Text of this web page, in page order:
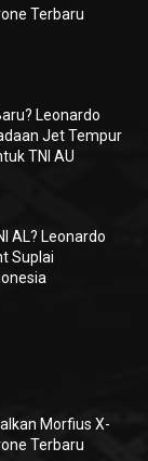
Terbaru
Leonardo
Jet Tempur
TNI AU
AL? Leonardo
Suplai
Morfius X-
Terbaru